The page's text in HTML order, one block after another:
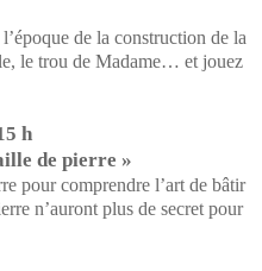
de la construction de la
le trou de Madame… et jouez
h
de pierre »
pour comprendre l’art de bâtir
n’auront plus de secret pour